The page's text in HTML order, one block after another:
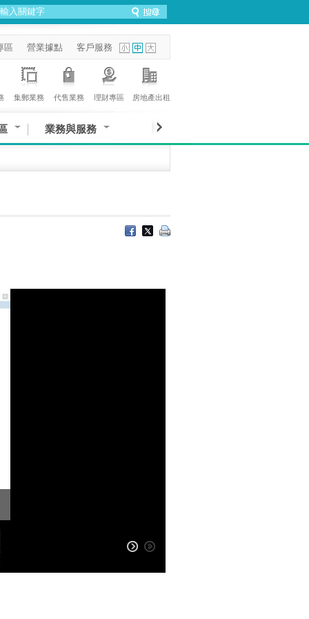
區 營業據點 客戶服務
集郵業務 代售業務 理財專區 房地產出租
業務與服務